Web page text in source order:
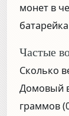
монет в
Частые
Сколько
Домовый
граммов